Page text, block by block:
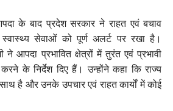
के बाद प्रदेश सरकार ने राहत एवं बचाव
सेवाओं को पूर्ण अलर्ट पर रखा है।
ने आपदा प्रभावित क्षेत्रों में तुरंत एवं प्रभावी
के निर्देश दिए हैं। उन्होंने कहा कि राज्य
है और उनके उपचार एवं राहत कार्यों में कोई